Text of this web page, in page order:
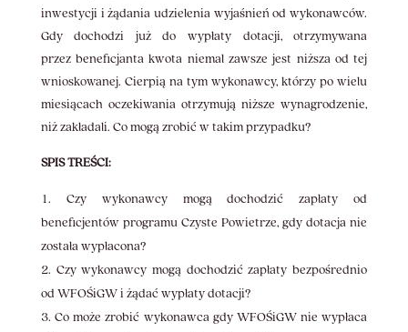
inwestycji i żądania udzielenia wyjaśnień od wykonawców.
Gdy dochodzi już do wypłaty dotacji, otrzymywana
przez beneficjanta kwota niemal zawsze jest niższa od tej
wnioskowanej. Cierpią na tym wykonawcy, którzy po wielu
miesiącach oczekiwania otrzymują niższe wynagrodzenie,
niż zakładali. Co mogą zrobić w takim przypadku?
SPIS TREŚCI:
Czy wykonawcy mogą dochodzić zapłaty od
beneficjentów programu Czyste Powietrze, gdy dotacja nie
została wypłacona?
Czy wykonawcy mogą dochodzić zapłaty bezpośrednio
od WFOŚiGW i żądać wypłaty dotacji?
Co może zrobić wykonawca gdy WFOŚiGW nie wypłaca